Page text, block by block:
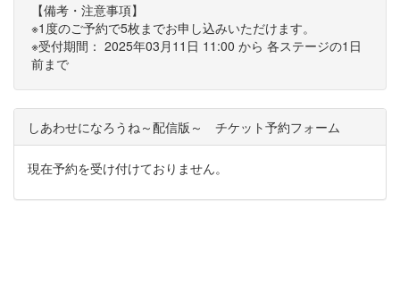
【備考・注意事項】
※1度のご予約で5枚までお申し込みいただけます。
※受付期間： 2025年03月11日 11:00 から 各ステージの1日
前まで
しあわせになろうね～配信版～ チケット予約フォーム
現在予約を受け付けておりません。